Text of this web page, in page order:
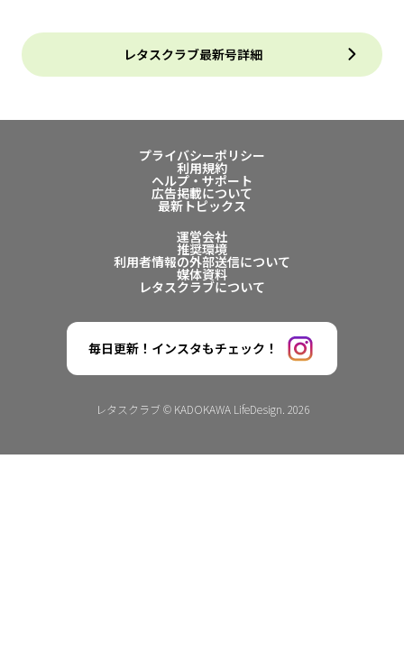
レタスクラブ最新号詳細
プライバシーポリシー
利用規約
ヘルプ・サポート
広告掲載について
最新トピックス
運営会社
推奨環境
利用者情報の外部送信について
媒体資料
レタスクラブについて
毎日更新！インスタもチェック！
レタスクラブ © KADOKAWA LifeDesign. 2026